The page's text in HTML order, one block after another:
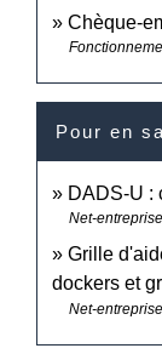
Chèque-
Pour en
DADS-U :
Net-
Grille
dockers et
Net-